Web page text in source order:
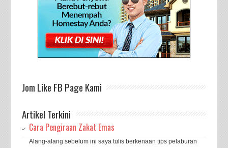
Jom Like FB Page Kami
Artikel Terkini
Cara Pengiraan Zakat Emas
Alang-alang sebelum ini saya tulis berkenaan tips pelaburan